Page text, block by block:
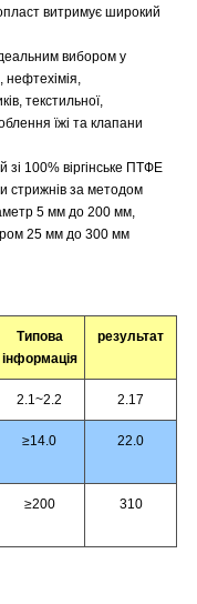
витримує широкий
вибором у
нефтехімія,
текстильної,
їжі та клапани
100% віргінське ПТФЕ
стрижнів за методом
5 мм до 200 мм,
25 мм до 300 мм
Типова
інформація
результат
2.1~2.2 2.17
≥14.0 22.0
≥200 310